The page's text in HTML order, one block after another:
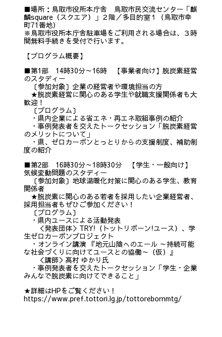
■場所：鳥取市役所本庁舎 鳥取市民交流センター「麒
麟square（スクエア）」２階／多目的室１（鳥取市幸
町71番地）
※鳥取市役所本庁舎駐車場をご利用される場合は、３時
間無料手続きを受付で行います。
【プログラム概要】
■第1部 14時30分～16時 【事業者向け】脱炭素経営
のスタディー
〔参加対象〕企業の経営者や環境担当の方
★脱炭素経営に関心のある学生や就職支援関係者も大
歓迎！
〔プログラム〕
・県内企業による省エネ・再エネ取組事例の紹介
・事例発表者を交えたトークセッション「脱炭素経営
のメリットについて」
・県、ゼロカーボンとっとりからの支援制度、補助制
度の紹介
■第2部 16時30分～18時30分 【学生・一般向け】
気候変動問題のスタディー
〔参加対象〕地球温暖化対策に関心のある学生、教育
関係者
★脱炭素に関心のある若者を採用したい企業経営者、
採用担当者もぜひご参加ください！
〔プログラム〕
・県内ユースによる活動発表
＜発表団体＞TRY!（トットリボーン!ユース）、学
生ゼロカーボンプロジェクト
・オンライン講演 『地元山陰へのエール ～持続可能
な社会づくりに向けてユースとの協働～（仮）』
＜講師＞髙村 ゆかり氏
・事例発表者を交えたトークセッション「学生・企業
みんなで脱炭素に向けてできること」
★詳細はHPをご覧ください！
https://www.pref.tottori.lg.jp/tottorebornmtg/